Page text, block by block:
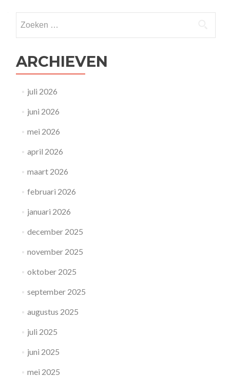
naar:
ARCHIEVEN
juli 2026
juni 2026
mei 2026
april 2026
maart 2026
februari 2026
januari 2026
december 2025
november 2025
oktober 2025
september 2025
augustus 2025
juli 2025
juni 2025
mei 2025